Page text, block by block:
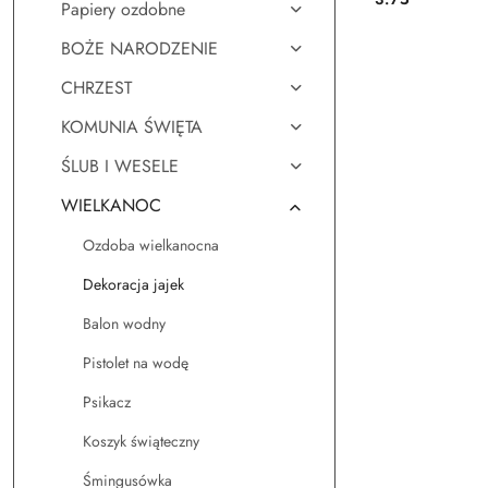
Papiery ozdobne
BOŻE NARODZENIE
CHRZEST
KOMUNIA ŚWIĘTA
ŚLUB I WESELE
WIELKANOC
Ozdoba wielkanocna
Dekoracja jajek
Balon wodny
Pistolet na wodę
Psikacz
Koszyk świąteczny
Śmingusówka
(SW0116)
Cena: